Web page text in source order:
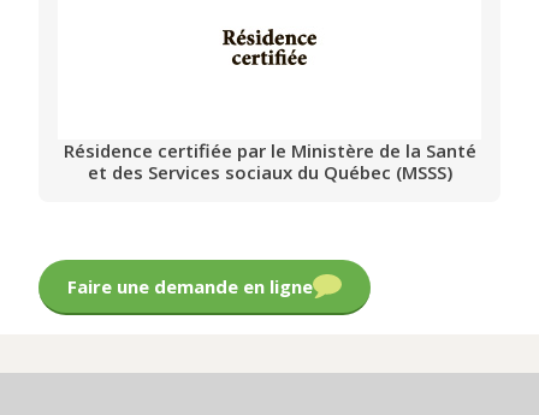
Résidence certifiée par le Ministère de la Santé
et des Services sociaux du Québec (MSSS)
Faire une demande en ligne